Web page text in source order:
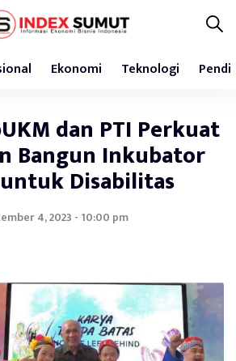
Ekonomi Teknologi
dan PTI Perkuat
Bangun Inkubator
Disabilitas
4, 2023 - 10:00 pm